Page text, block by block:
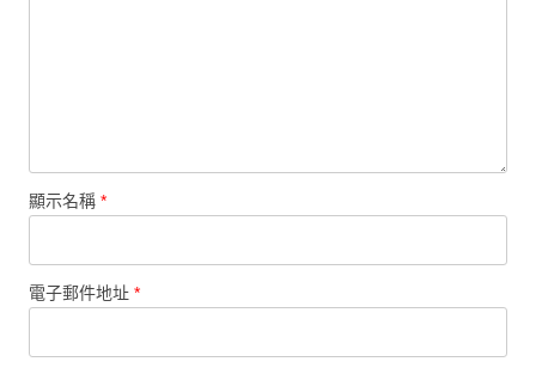
顯示名稱 *
電子郵件地址 *